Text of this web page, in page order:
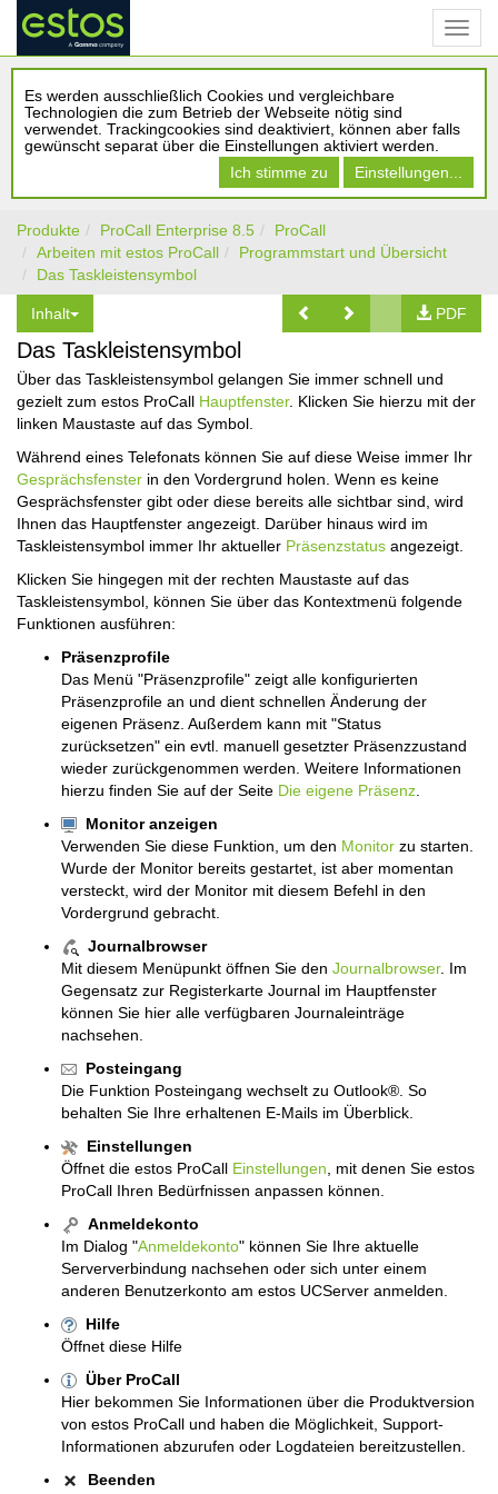
Es werden ausschließlich Cookies und vergleichbare
Technologien die zum Betrieb der Webseite nötig sind
verwendet. Trackingcookies sind deaktiviert, können aber falls
gewünscht separat über die Einstellungen aktiviert werden.
Ich stimme zu
Einstellungen...
Produkte ProCall Enterprise 8.5
ProCall
Arbeiten mit estos ProCall
Programmstart und Übersicht
Das Taskleistensymbol
Inhalt PDF
Das Taskleistensymbol
Über das Taskleistensymbol gelangen Sie immer schnell und
gezielt zum estos ProCall Hauptfenster. Klicken Sie hierzu mit der
linken Maustaste auf das Symbol.
Während eines Telefonats können Sie auf diese Weise immer Ihr
Gesprächsfenster in den Vordergrund holen. Wenn es keine
Gesprächsfenster gibt oder diese bereits alle sichtbar sind, wird
Ihnen das Hauptfenster angezeigt. Darüber hinaus wird im
Taskleistensymbol immer Ihr aktueller Präsenzstatus angezeigt.
Klicken Sie hingegen mit der rechten Maustaste auf das
Taskleistensymbol, können Sie über das Kontextmenü folgende
Funktionen ausführen:
Präsenzprofile
Das Menü "Präsenzprofile" zeigt alle konfigurierten
Präsenzprofile an und dient schnellen Änderung der
eigenen Präsenz. Außerdem kann mit "Status
zurücksetzen" ein evtl. manuell gesetzter Präsenzzustand
wieder zurückgenommen werden. Weitere Informationen
hierzu finden Sie auf der Seite Die eigene Präsenz
Monitor anzeigen
Verwenden Sie diese Funktion, um den Monitor zu starten.
Wurde der Monitor bereits gestartet, ist aber momentan
versteckt, wird der Monitor mit diesem Befehl in den
Vordergrund gebracht.
Journalbrowser
Mit diesem Menüpunkt öffnen Sie den Journalbrowser. Im
Gegensatz zur Registerkarte Journal im Hauptfenster
können Sie hier alle verfügbaren Journaleinträge
nachsehen.
Posteingang
Die Funktion Posteingang wechselt zu Outlook®. So
behalten Sie Ihre erhaltenen E-Mails im Überblick.
Einstellungen
Öffnet die estos ProCall Einstellungen , mit denen Sie estos
ProCall Ihren Bedürfnissen anpassen können.
Anmeldekonto
Im Dialog "Anmeldekonto" können Sie Ihre aktuelle
Serververbindung nachsehen oder sich unter einem
anderen Benutzerkonto am estos UCServer anmelden.
Hilfe
Öffnet diese Hilfe
Über ProCall
Hier bekommen Sie Informationen über die Produktversion
von estos ProCall und haben die Möglichkeit, Support-
Informationen abzurufen oder Logdateien bereitzustellen.
Beenden